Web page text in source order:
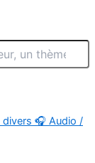
divers 🎧 Audio /